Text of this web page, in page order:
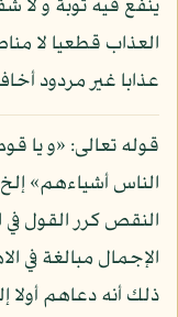
ينفع فيه توبة و لا
العذاب قطعيا لا
عذابا غير مردود
قوله تعالى: «و يا
الناس أشياءهم»
النقص كرر القول في
الإجمال مبالغة في
ذلك أنه دعاهم